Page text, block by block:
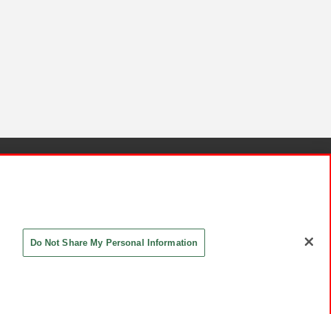
Do Not Share My Personal Information